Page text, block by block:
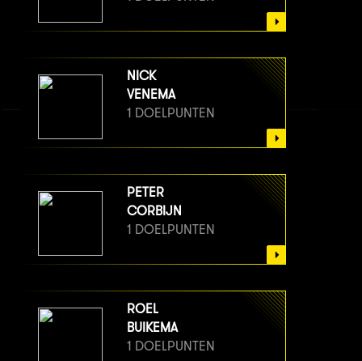
NICK
VENEMA
1 DOELPUNTEN
PETER
CORBIJN
1 DOELPUNTEN
ROEL
BUIKEMA
1 DOELPUNTEN